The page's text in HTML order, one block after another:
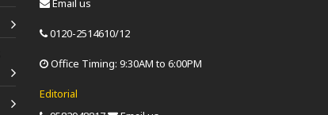
Email us
0120-2514610/12
Office Timing: 9:30AM to 6:00PM
Editorial